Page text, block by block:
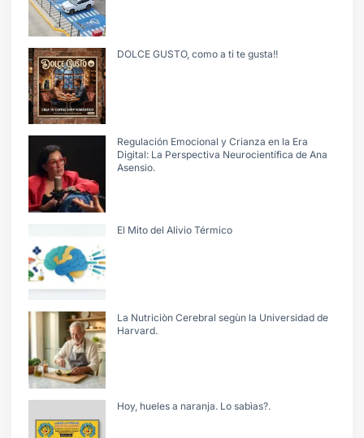
DOLCE GUSTO, como a ti te gusta!!
Regulación Emocional y Crianza en la Era
Digital: La Perspectiva Neurocientífica de Ana
Asensio.
El Mito del Alivio Térmico
La Nutriciòn Cerebral segùn la Universidad de
Harvard.
Hoy, hueles a naranja. Lo sabìas?.